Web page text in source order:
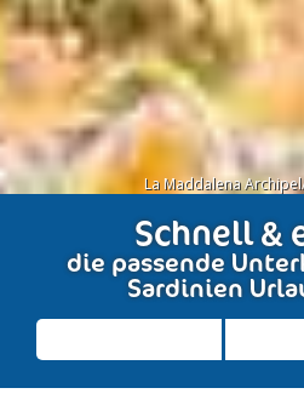
La Maddalena
Schnell &
die passende
Sardinien